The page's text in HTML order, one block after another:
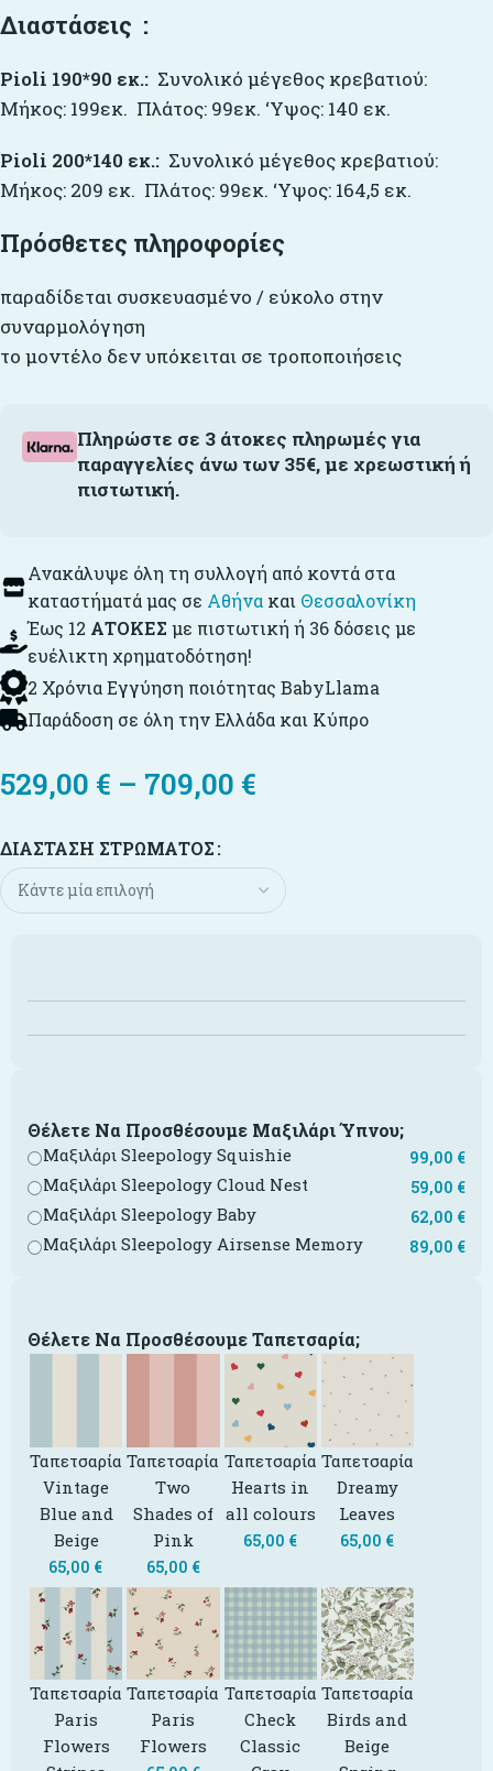
Διαστάσεις :
Pioli 190*90 εκ.: Συνολικό μέγεθος κρεβατιού:
Μήκος: 199εκ. Πλάτος: 99εκ. ‘Υψος: 140 εκ.
Pioli 200*140 εκ.: Συνολικό μέγεθος κρεβατιού:
Μήκος: 209 εκ. Πλάτος: 99εκ. ‘Υψος: 164,5 εκ.
Πρόσθετες πληροφορίες
παραδίδεται συσκευασμένο / εύκολο στην
συναρμολόγηση
το μοντέλο δεν υπόκειται σε τροποποιήσεις
Πληρώστε σε 3 άτοκες πληρωμές για
παραγγελίες άνω των 35€, με χρεωστική ή
πιστωτική.
Ανακάλυψε όλη τη συλλογή από κοντά στα
καταστήματά μας σε Αθήνα και Θεσσαλονίκη
Έως 12 ΑΤΟΚΕΣ με πιστωτική ή 36 δόσεις με
ευέλικτη χρηματοδότηση!
2 Χρόνια Εγγύηση ποιότητας BabyLlama
Παράδοση σε όλη την Ελλάδα και Κύπρο
529,00 € – 709,00 €
ΔΙΆΣΤΑΣΗ ΣΤΡΏΜΑΤΟΣ
Θέλετε Να Προσθέσουμε Μαξιλάρι Ύπνου;
Μαξιλάρι Sleepology Squishie 99,00 €
Μαξιλάρι Sleepology Cloud Nest 59,00 €
Μαξιλάρι Sleepology Baby 62,00 €
Μαξιλάρι Sleepology Airsense Memory 89,00 €
Θέλετε Να Προσθέσουμε Ταπετσαρία;
Ταπετσαρία
Vintage
Blue and
Beige
65,00 €
Ταπετσαρία
Two
Shades of
Pink
65,00 €
Ταπετσαρία
Hearts in
all colours
65,00 €
Ταπετσαρία
Dreamy
Leaves
65,00 €
Ταπετσαρία
Paris
Flowers
Ταπετσαρία
Paris
Flowers
Ταπετσαρία
Check
Classic
Ταπετσαρία
Birds and
Beige